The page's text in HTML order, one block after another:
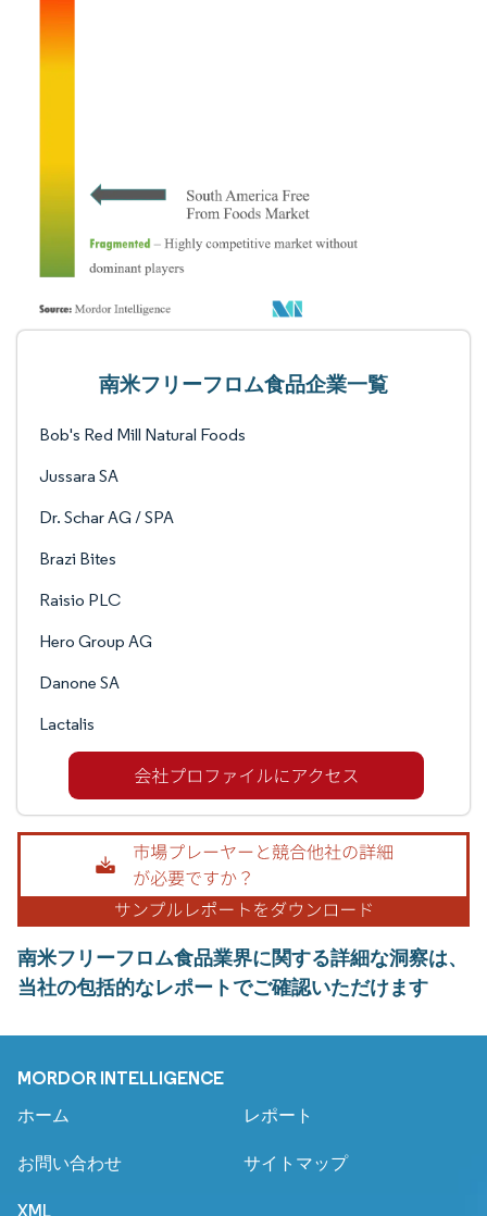
南米フリーフロム食品企業一覧
Bob's Red Mill Natural Foods
Jussara SA
Dr. Schar AG / SPA
Brazi Bites
Raisio PLC
Hero Group AG
Danone SA
Lactalis
南米フリーフロム食品業界に関する詳細な洞察は、
当社の包括的なレポートでご確認いただけます
MORDOR INTELLIGENCE
ホーム レポート
お問い合わせ サイトマップ
XML